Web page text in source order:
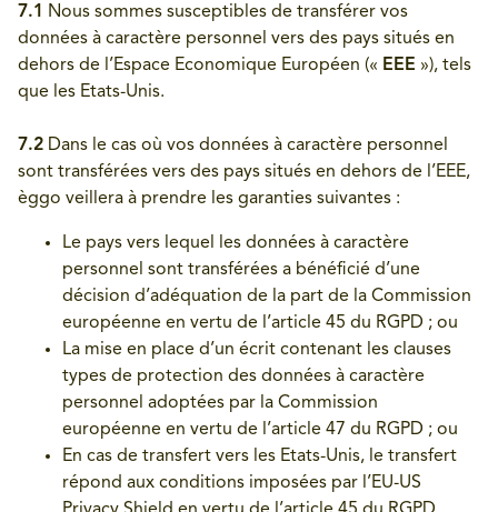
7.1
Nous sommes susceptibles de transférer vos
données à caractère personnel vers des pays situés en
dehors de l’Espace Economique Européen (« EEE »), tels
que les Etats-Unis.
7.2 Dans le cas où vos données à caractère personnel
sont transférées vers des pays situés en dehors de l’EEE,
èggo veillera à prendre les garanties suivantes :
Le pays vers lequel les données à caractère
personnel sont transférées a bénéficié d’une
décision d’adéquation de la part de la Commission
européenne en vertu de l’article 45 du RGPD ; ou
La mise en place d’un écrit contenant les clauses
types de protection des données à caractère
personnel adoptées par la Commission
européenne en vertu de l’article 47 du RGPD ; ou
En cas de transfert vers les Etats-Unis, le transfert
répond aux conditions imposées par l’EU-US